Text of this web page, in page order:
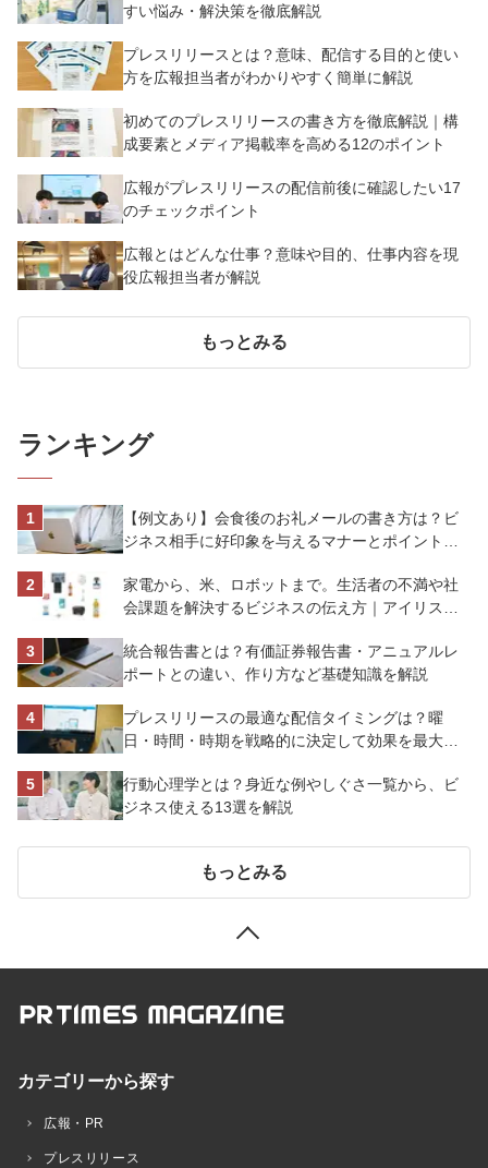
すい悩み・解決策を徹底解説
プレスリリースとは？意味、配信する目的と使い
方を広報担当者がわかりやすく簡単に解説
初めてのプレスリリースの書き方を徹底解説｜構
成要素とメディア掲載率を高める12のポイント
広報がプレスリリースの配信前後に確認したい17
のチェックポイント
広報とはどんな仕事？意味や目的、仕事内容を現
役広報担当者が解説
もっとみる
ランキング
【例文あり】会食後のお礼メールの書き方は？ビ
ジネス相手に好印象を与えるマナーとポイントを
家電から、米、ロボットまで。生活者の不満や社
会課題を解決するビジネスの伝え方｜アイリスオ
統合報告書とは？有価証券報告書・アニュアルレ
ポートとの違い、作り方など基礎知識を解説
プレスリリースの最適な配信タイミングは？曜
日・時間・時期を戦略的に決定して効果を最大化
行動心理学とは？身近な例やしぐさ一覧から、ビ
ジネス使える13選を解説
もっとみる
カテゴリーから探す
広報・PR
プレスリリース